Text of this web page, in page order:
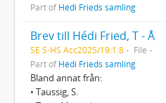
Part ofHédi Frieds samling
Brev till Hédi Fried, T - Å
SE S-HS Acc2025/19:1:8
File
Part ofHédi Frieds samling
Bland annat från:
• Taussig, S.